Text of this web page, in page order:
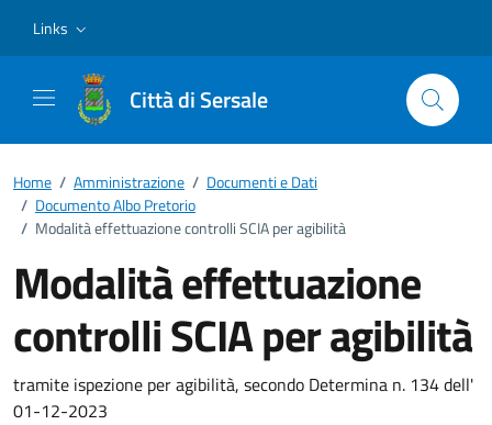
Links
Città di Sersale
Home / Amministrazione / Documenti e Dati
/ Documento Albo Pretorio
/ Modalità effettuazione controlli SCIA per agibilità
Modalità effettuazione
controlli SCIA per agibilità
Dettagli del documento
tramite ispezione per agibilità, secondo Determina n. 134 dell'
01-12-2023